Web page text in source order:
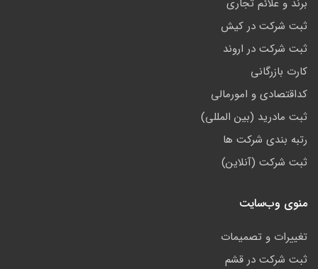
ثبت شرکت در کیش
ثبت شرکت در اروند
کارت بازرگانی
کداقتصادی و امورمالی
ثبت مادرید (بین المللی)
رتبه بندی شرکت ها
ثبت شرکت (آنلاین)
منوی وب‌سایت
تغییرات و تصمیمات
ثبت شرکت در قشم